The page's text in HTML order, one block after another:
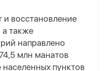
и восстановление
также
направлено
млн манатов
пунктов